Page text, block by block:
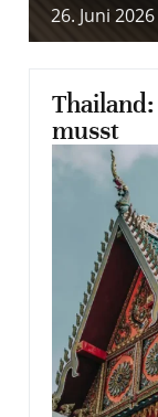
26. Juni 2026
musst